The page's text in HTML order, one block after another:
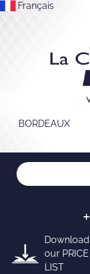
Français
BORDEAUX
Download
our PRICE
LIST